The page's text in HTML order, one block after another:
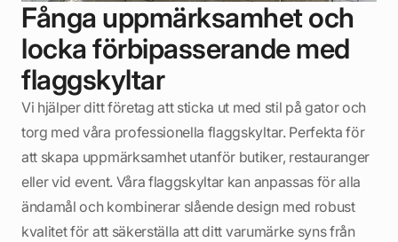
Fånga uppmärksamhet och
locka förbipasserande med
flaggskyltar
Vi hjälper ditt företag att sticka ut med stil på gator och
torg med våra professionella flaggskyltar. Perfekta för
att skapa uppmärksamhet utanför butiker, restauranger
eller vid event. Våra flaggskyltar kan anpassas för alla
ändamål och kombinerar slående design med robust
kvalitet för att säkerställa att ditt varumärke syns från